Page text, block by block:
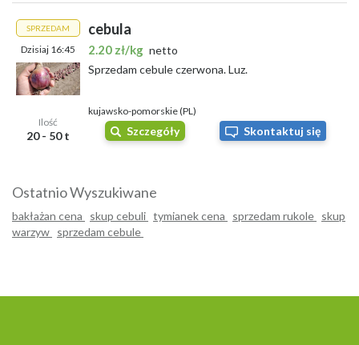
SPRZEDAM
Dzisiaj 16:45
Ilość
20 - 50 t
cebula
2.20 zł/kg netto
Sprzedam cebule czerwona. Luz.
kujawsko-pomorskie (PL)
Szczegóły Skontaktuj się
Ostatnio Wyszukiwane
bakłażan cena skup cebuli tymianek cena sprzedam rukole skup
warzyw sprzedam cebule